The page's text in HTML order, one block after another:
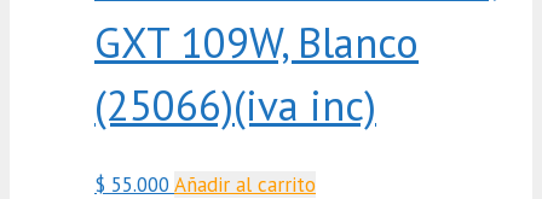
GXT 109W, Blanco
(25066)(iva inc)
$ 55.000 Añadir al carrito